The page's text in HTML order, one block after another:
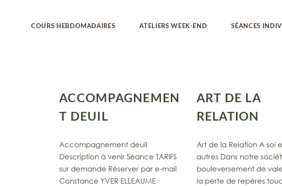
COURS HEBDOMADAIRES ATELIERS WEEK-END SÉANCES
Yoga
ACCOMPAGNEMEN
T DEUIL
Accompagnement deuil
Description à venir Séance TARIFS
sur demande Réserver par e-mail
Constance YVER ELLEAUME
ART DE LA
RELATION
Art de la Relation A soi
autres Dans notre
bouleversement de
la perte de repères